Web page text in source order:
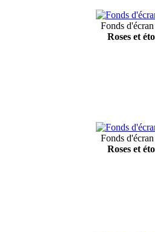
Fonds
Roses et
Fonds
Roses et